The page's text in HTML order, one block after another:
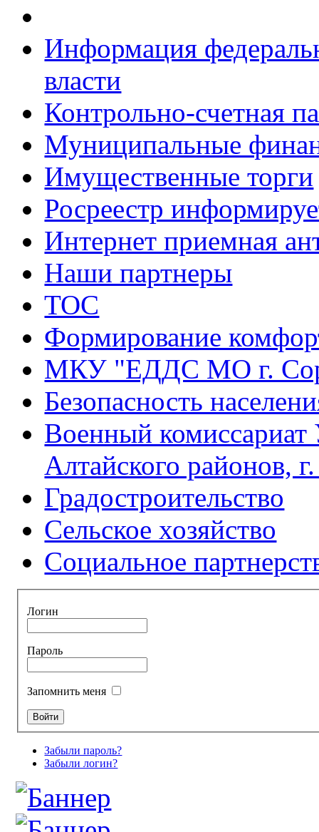
Информация
власти
Контрольно-счетная
Муниципальные
Имущественные торги
Росреестр
Интернет приемная
Наши партнеры
ТОС
Формирование
МКУ "ЕДДС МО г.
Безопасность
Военный комиссариат
Алтайского районов,
Градостроительство
Сельское хозяйство
Социальное
Логин
Пароль
Запомнить меня
Забыли пароль?
Забыли логин?